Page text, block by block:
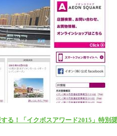
る！「イクボスアワード2015」特別